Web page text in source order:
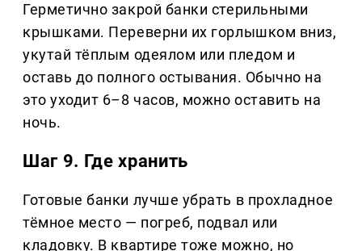
Герметично закрой банки стерильными
крышками. Переверни их горлышком вниз,
укутай тёплым одеялом или пледом и
оставь до полного остывания. Обычно на
это уходит 6–8 часов, можно оставить на
ночь.
Шаг 9. Где хранить
Готовые банки лучше убрать в прохладное
тёмное место — погреб, подвал или
кладовку. В квартире тоже можно, но